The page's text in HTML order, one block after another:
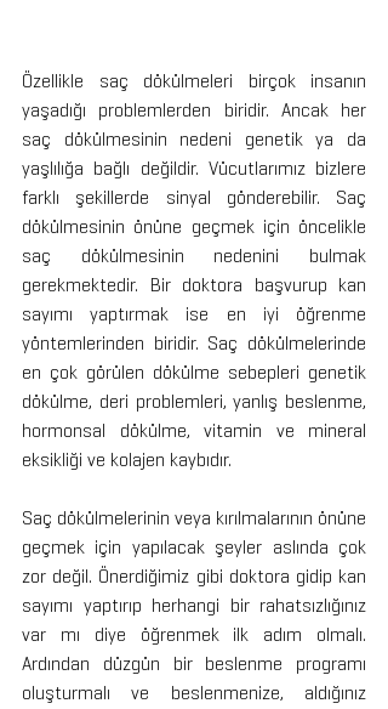
Özellikle saç dökülmeleri birçok insanın
yaşadığı problemlerden biridir. Ancak her
saç dökülmesinin nedeni genetik ya da
yaşlılığa bağlı değildir. Vücutlarımız bizlere
farklı şekillerde sinyal gönderebilir. Saç
dökülmesinin önüne geçmek için öncelikle
saç dökülmesinin nedenini bulmak
gerekmektedir. Bir doktora başvurup kan
sayımı yaptırmak ise en iyi öğrenme
yöntemlerinden biridir. Saç dökülmelerinde
en çok görülen dökülme sebepleri genetik
dökülme, deri problemleri, yanlış beslenme,
hormonsal dökülme, vitamin ve mineral
eksikliği ve kolajen kaybıdır.
Saç dökülmelerinin veya kırılmalarının önüne
geçmek için yapılacak şeyler aslında çok
zor değil. Önerdiğimiz gibi doktora gidip kan
sayımı yaptırıp herhangi bir rahatsızlığınız
var mı diye öğrenmek ilk adım olmalı.
Ardından düzgün bir beslenme programı
oluşturmalı ve beslenmenize, aldığınız